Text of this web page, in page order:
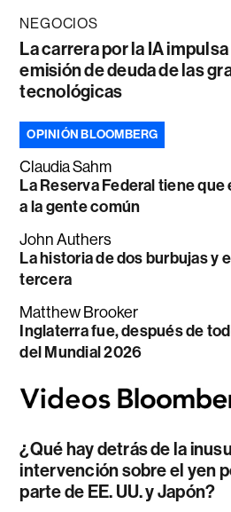
NEGOCIOS
La carrera por la IA
emisión de deuda de las
tecnológicas
OPINIÓN BLOOMBERG
Claudia Sahm
La Reserva Federal tiene
a la gente común
John Authers
La historia de dos burbujas y
tercera
Matthew Brooker
Inglaterra fue, después de
del Mundial 2026
¿Qué hay detrás de la
intervención sobre el yen
parte de EE. UU. y Japón?